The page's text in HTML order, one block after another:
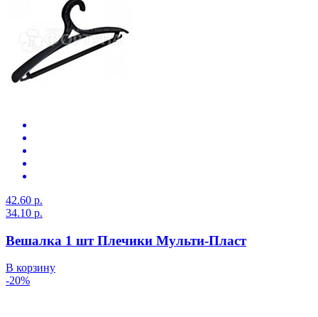
42.60 р.
34.10 р.
Вешалка 1 шт Плечики Мульти-Пласт
В корзину
-20%